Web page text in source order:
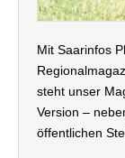
Mit Saarinfos
steht unser
Version –
öffentlichen